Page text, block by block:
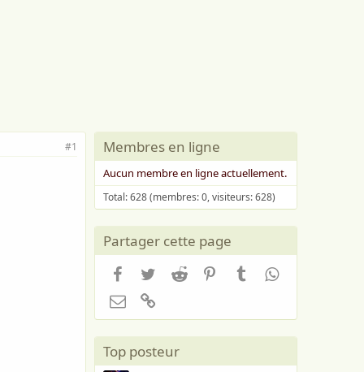
#1 Membres en ligne
Aucun membre en ligne actuellement.
Total: 628 (membres: 0, visiteurs: 628)
Partager cette page
Facebook
TwitterReddit PinterestTumblrWhatsApp
Email
Top posteur